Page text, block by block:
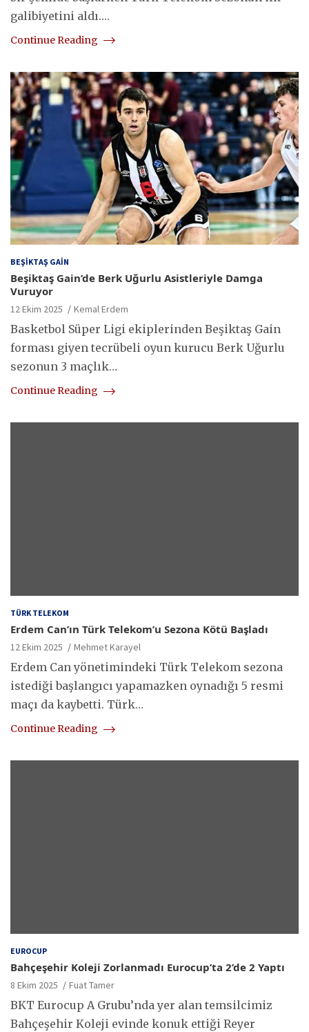
galibiyetini aldı.…
Continue Reading
BEŞIKTAŞ GAIN
Beşiktaş Gain’de Berk Uğurlu Asistleriyle Damga
Vuruyor
12 Ekim 2025 Kemal Erdem
Basketbol Süper Ligi ekiplerinden Beşiktaş Gain
forması giyen tecrübeli oyun kurucu Berk Uğurlu
sezonun 3 maçlık…
Continue Reading
TÜRK TELEKOM
Erdem Can’ın Türk Telekom’u Sezona Kötü Başladı
12 Ekim 2025 Mehmet Karayel
Erdem Can yönetimindeki Türk Telekom sezona
istediği başlangıcı yapamazken oynadığı 5 resmi
maçı da kaybetti. Türk…
Continue Reading
EUROCUP
Bahçeşehir Koleji Zorlanmadı Eurocup’ta 2’de 2 Yaptı
8 Ekim 2025 Fuat Tamer
BKT Eurocup A Grubu’nda yer alan temsilcimiz
Bahçeşehir Koleji evinde konuk ettiği Reyer